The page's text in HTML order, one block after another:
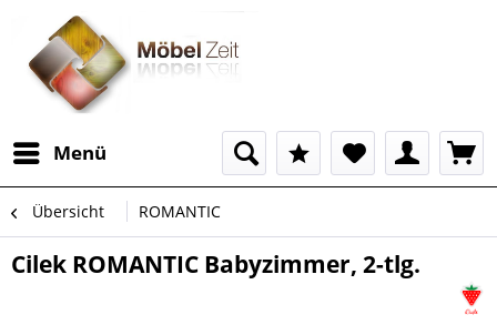
Menü
Übersicht ROMANTIC
Cilek ROMANTIC Babyzimmer, 2-tlg.